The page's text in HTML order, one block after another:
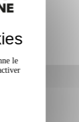
le